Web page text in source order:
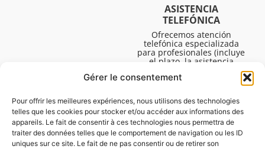
Gérer le consentement
Pour offrir les meilleures expériences, nous utilisons des technologies
telles que les cookies pour stocker et/ou accéder aux informations des
appareils. Le fait de consentir à ces technologies nous permettra de
traiter des données telles que le comportement de navigation ou les ID
uniques sur ce site. Le fait de ne pas consentir ou de retirer son
ASISTENCIA
TELEFÓNICA
Ofrecemos atención
telefónica especializada
para profesionales (incluye
el plazo, la asistencia
técnica, etc.). El horario es
de lunes a viernes de 08:30